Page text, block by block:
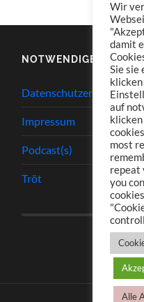
NOTWENDIGES
Datenschutzerklärung
Impressum
Podcast(s)
Tröt
Wir
damit
Sie sie
auf
klicken
most
repeat
you
Alle